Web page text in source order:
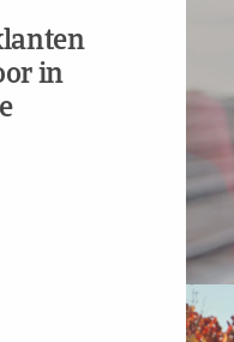
in